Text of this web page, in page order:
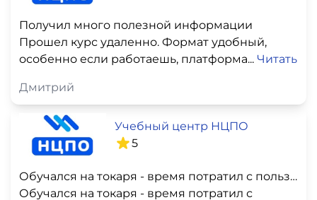
Получил много полезной информации
Прошел курс удаленно. Формат удобный,
особенно если работаешь, платформа... Читать
Дмитрий
Учебный центр НЦПО
5
Обучался на токаря - время потратил с пользой!
Обучался на токаря - время потратил с